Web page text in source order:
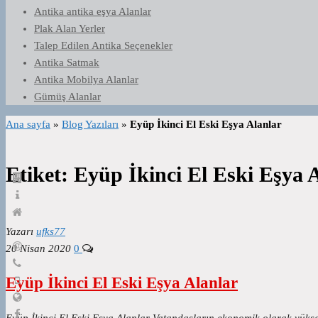
Antika antika eşya Alanlar
Plak Alan Yerler
Talep Edilen Antika Seçenekler
Antika Satmak
Antika Mobilya Alanlar
Gümüş Alanlar
Ana sayfa » Blog Yazıları » Eyüp İkinci El Eski Eşya Alanlar
Etiket: Eyüp İkinci El Eski Eşya
Yazarı ufks77
20 Nisan 2020 0
Eyüp İkinci El Eski Eşya Alanlar